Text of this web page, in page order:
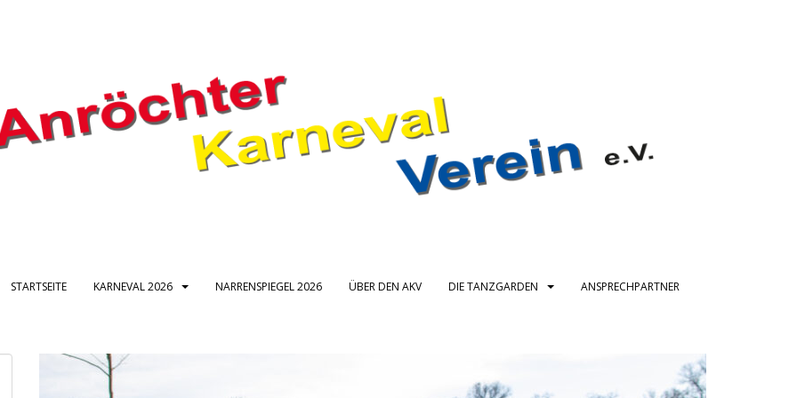
STARTSEITE KARNEVAL 2026 NARRENSPIEGEL 2026 ÜBER DEN AKV DIE TANZGARDEN ANSPRECHPARTNER